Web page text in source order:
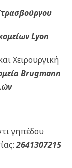
Lyon
Χειρουργική
Brugmann
γηπέδου
2641307215